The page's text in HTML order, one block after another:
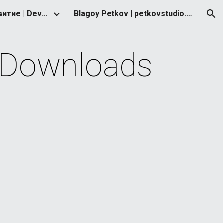
Стратегия за развитие | Development Strategy Blagoy Petkov | petkovstudio.com